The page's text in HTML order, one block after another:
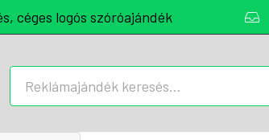
céges logós szóróajándék